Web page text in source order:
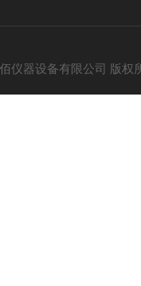
仪器设备有限公司 版